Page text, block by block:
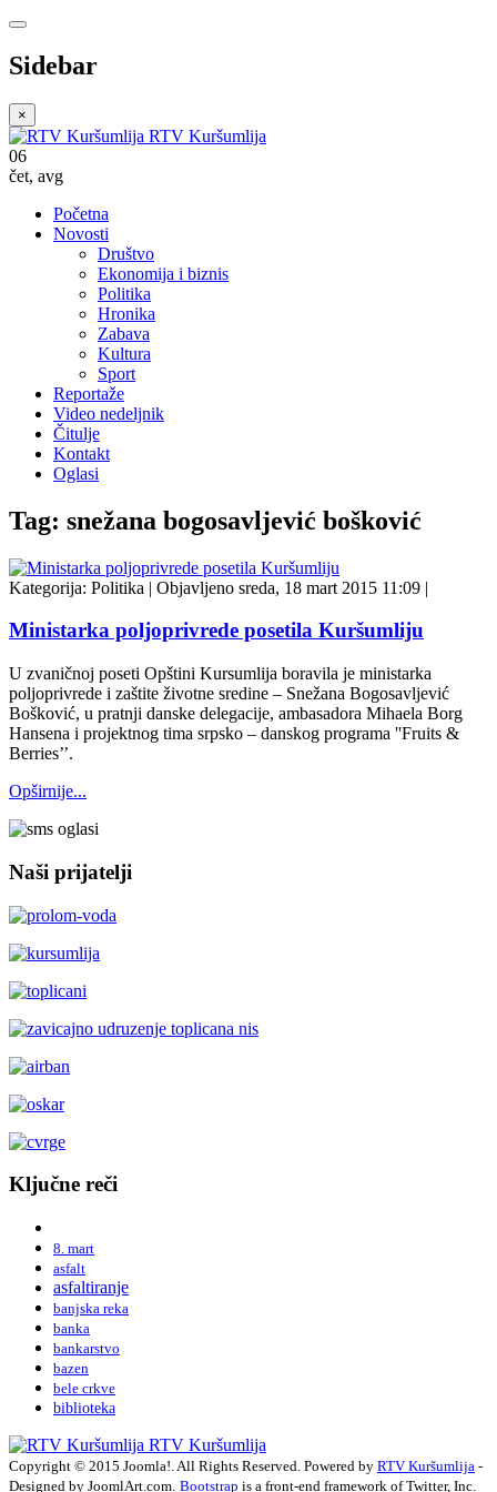
Sidebar
×
RTV Kuršumlija
06
čet, avg
Početna
Novosti
Društvo
Ekonomija i biznis
Politika
Hronika
Zabava
Kultura
Sport
Reportaže
Video nedeljnik
Čitulje
Kontakt
Oglasi
Tag: snežana bogosavljević bošković
Kategorija: Politika | Objavljeno sreda, 18 mart 2015 11:09 |
Ministarka poljoprivrede posetila Kuršumliju
U zvaničnoj poseti Opštini Kursumlija boravila je ministarka
poljoprivrede i zaštite životne sredine – Snežana Bogosavljević
Bošković, u pratnji danske delegacije, ambasadora Mihaela Borg
Hansena i projektnog tima srpsko – danskog programa ''Fruits &
Berries’’.
Opširnije...
Naši prijatelji
Ključne reči
8. mart
asfalt
asfaltiranje
banjska reka
banka
bankarstvo
bazen
bele crkve
biblioteka
RTV Kuršumlija
Copyright © 2015 Joomla!. All Rights Reserved. Powered by RTV Kuršumlija -
Designed by JoomlArt.com. Bootstrap is a front-end framework of Twitter, Inc.